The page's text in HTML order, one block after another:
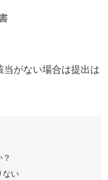
がない場合は提出は
ない